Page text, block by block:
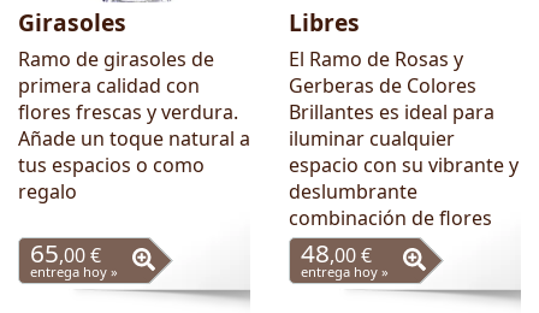
Girasoles
Ramo de girasoles de
primera calidad con
flores frescas y verdura.
Añade un toque natural a
tus espacios o como
regalo
65,00 €
entrega hoy »
Libres
El Ramo de Rosas y
Gerberas de Colores
Brillantes es ideal para
iluminar cualquier
espacio con su vibrante y
deslumbrante
combinación de flores
48,00 €
entrega hoy »